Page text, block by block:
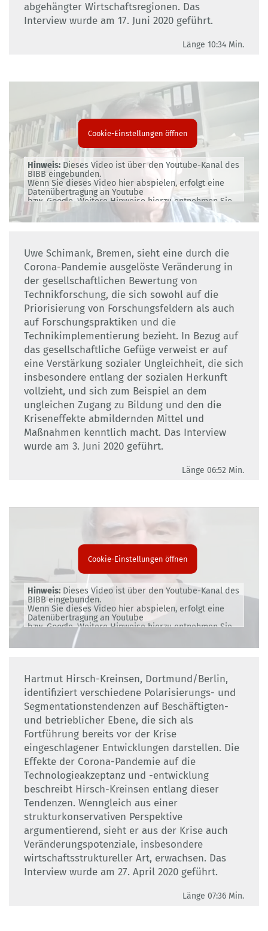
abgehängter Wirtschaftsregionen. Das
Interview wurde am 17. Juni 2020 geführt.
Länge 10:34 Min.
Cookie-Einstellungen öffnen
Hinweis: Dieses Video ist über den Youtube-Kanal des
BIBB eingebunden.
Wenn Sie dieses Video hier abspielen, erfolgt eine
Datenübertragung an Youtube
bzw. Google. Weitere Hinweise hierzu entnehmen Sie
bitte unserer
Datenschutzerklärung.
Uwe Schimank, Bremen, sieht eine durch die
Corona-Pandemie ausgelöste Veränderung in
der gesellschaftlichen Bewertung von
Technikforschung, die sich sowohl auf die
Priorisierung von Forschungsfeldern als auch
auf Forschungspraktiken und die
Technikimplementierung bezieht. In Bezug auf
das gesellschaftliche Gefüge verweist er auf
eine Verstärkung sozialer Ungleichheit, die sich
insbesondere entlang der sozialen Herkunft
vollzieht, und sich zum Beispiel an dem
ungleichen Zugang zu Bildung und den die
Kriseneffekte abmildernden Mittel und
Maßnahmen kenntlich macht. Das Interview
wurde am 3. Juni 2020 geführt.
Länge 06:52 Min.
Cookie-Einstellungen öffnen
Hinweis: Dieses Video ist über den Youtube-Kanal des
BIBB eingebunden.
Wenn Sie dieses Video hier abspielen, erfolgt eine
Datenübertragung an Youtube
bzw. Google. Weitere Hinweise hierzu entnehmen Sie
bitte unserer
Datenschutzerklärung.
Hartmut Hirsch-Kreinsen, Dortmund/Berlin,
identifiziert verschiedene Polarisierungs- und
Segmentationstendenzen auf Beschäftigten-
und betrieblicher Ebene, die sich als
Fortführung bereits vor der Krise
eingeschlagener Entwicklungen darstellen. Die
Effekte der Corona-Pandemie auf die
Technologieakzeptanz und -entwicklung
beschreibt Hirsch-Kreinsen entlang dieser
Tendenzen. Wenngleich aus einer
strukturkonservativen Perspektive
argumentierend, sieht er aus der Krise auch
Veränderungspotenziale, insbesondere
wirtschaftsstruktureller Art, erwachsen. Das
Interview wurde am 27. April 2020 geführt.
Länge 07:36 Min.